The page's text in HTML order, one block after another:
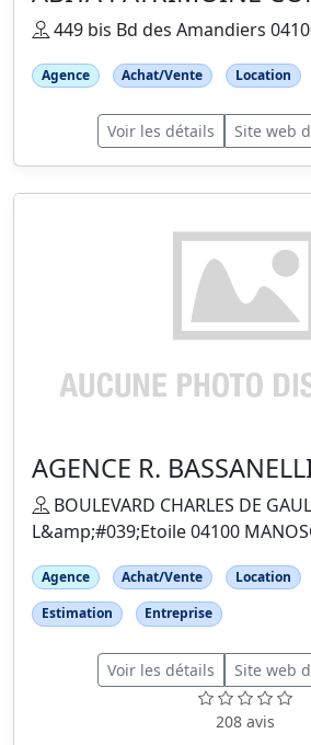
449 bis Bd des Amandiers
Agence Achat/Vente Location
Voir les détails Site web
AGENCE R.
BOULEVARD CHARLES DE
L&amp;#039;Etoile 04100
Agence Achat/Vente Location
Estimation
Entreprise
Voir les détails Site web
208 avis